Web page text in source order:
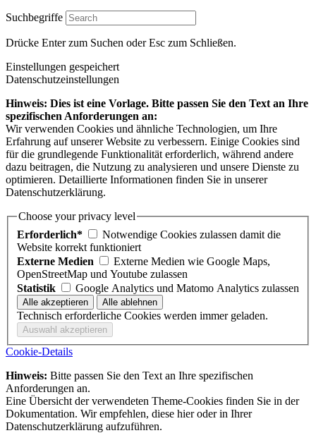
Suchbegriffe
Drücke Enter zum Suchen oder Esc zum Schließen.
Einstellungen gespeichert
Datenschutzeinstellungen
Hinweis: Dies ist eine Vorlage. Bitte passen Sie den Text an Ihre
spezifischen Anforderungen an:
Wir verwenden Cookies und ähnliche Technologien, um Ihre
Erfahrung auf unserer Website zu verbessern. Einige Cookies sind
für die grundlegende Funktionalität erforderlich, während andere
dazu beitragen, die Nutzung zu analysieren und unsere Dienste zu
optimieren. Detaillierte Informationen finden Sie in unserer
Datenschutzerklärung.
Choose your privacy level
Erforderlich*
Notwendige Cookies zulassen damit die
Website korrekt funktioniert
Externe Medien
Externe Medien wie Google Maps,
OpenStreetMap und Youtube zulassen
Statistik
Google Analytics und Matomo Analytics zulassen
Technisch erforderliche Cookies werden immer geladen.
Cookie-Details
Hinweis: Bitte passen Sie den Text an Ihre spezifischen
Anforderungen an.
Eine Übersicht der verwendeten Theme-Cookies finden Sie in der
Dokumentation. Wir empfehlen, diese hier oder in Ihrer
Datenschutzerklärung aufzuführen.